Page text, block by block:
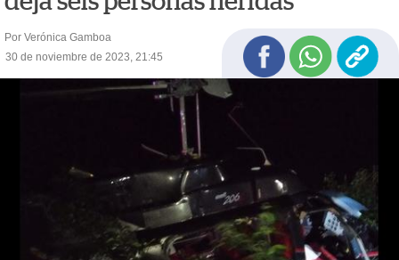
Por Verónica Gamboa
30 de noviembre de 2023, 21:45